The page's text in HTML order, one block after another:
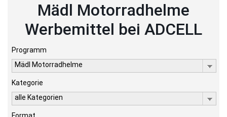
Mädl Motorradhelme
Werbemittel bei ADCELL
Programm
Mädl Motorradhelme
Kategorie
alle Kategorien